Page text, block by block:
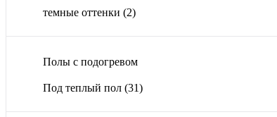
темные оттенки (2)
Полы с подогревом
Под теплый пол (31)